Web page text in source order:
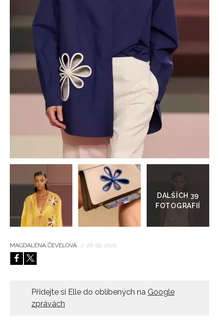
galerie
MAGDALÉNA ČEVELOVÁ / 26. 09. 2025
Přidejte si Elle do oblíbených na Google
zprávách